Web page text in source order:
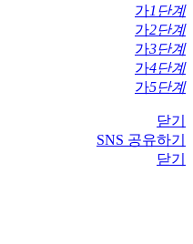
가1단계
가2단계
가3단계
가4단계
가5단계
닫기
SNS 공유하기
닫기